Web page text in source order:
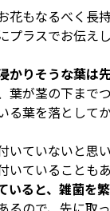
花もなるべく長
プラスでお伝えし
かりそうな葉は
葉が茎の下まで
る葉を落として
いていないと思
いていることも
いると、雑菌を